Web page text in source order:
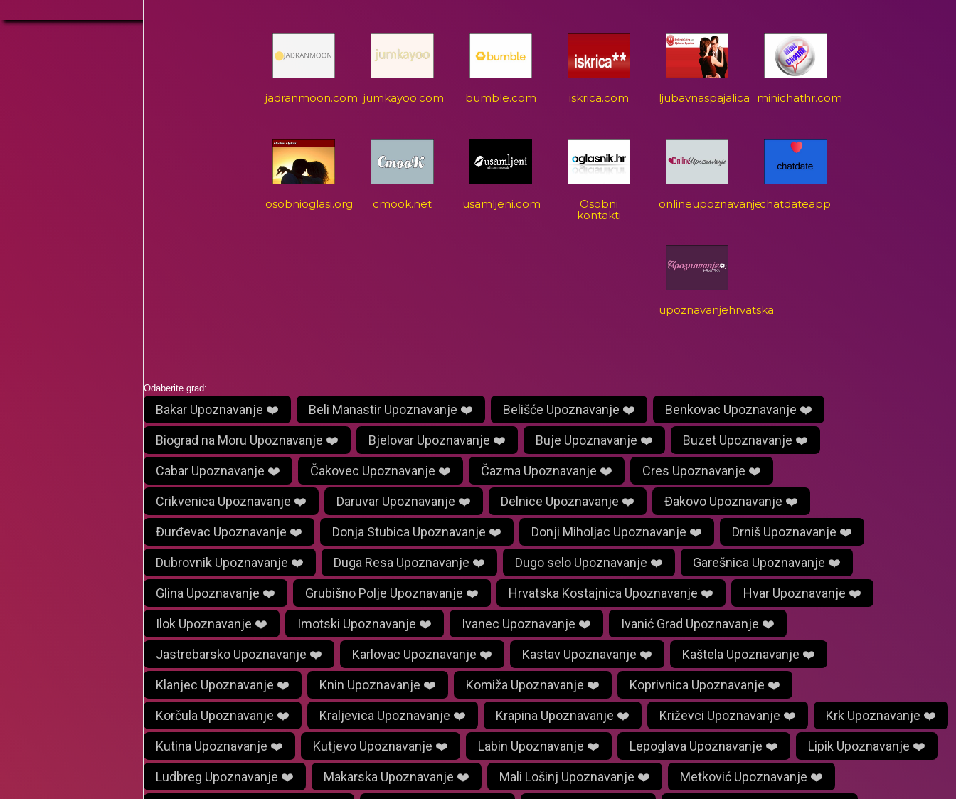
jadranmoon.com jumkayoo.com bumble.com iskrica.com ljubavnaspajalica minichathr.com
osobnioglasi.org cmook.net usamljeni.com
Osobni
kontakti
onlineupoznavanjechatdateapp
upoznavanjehrvatska
Odaberite grad:
Bakar Upoznavanje ❤️ Beli Manastir Upoznavanje ❤️ Belišće Upoznavanje ❤️ Benkovac Upoznavanje ❤️
Biograd na Moru Upoznavanje ❤️ Bjelovar Upoznavanje ❤️ Buje Upoznavanje ❤️ Buzet Upoznavanje ❤️
Cabar Upoznavanje ❤️ Čakovec Upoznavanje ❤️ Čazma Upoznavanje ❤️ Cres Upoznavanje ❤️
Crikvenica Upoznavanje ❤️ Daruvar Upoznavanje ❤️ Delnice Upoznavanje ❤️ Đakovo Upoznavanje ❤️
Đurđevac Upoznavanje ❤️ Donja Stubica Upoznavanje ❤️ Donji Miholjac Upoznavanje ❤️ Drniš Upoznavanje ❤️
Dubrovnik Upoznavanje ❤️ Duga Resa Upoznavanje ❤️ Dugo selo Upoznavanje ❤️ Garešnica Upoznavanje ❤️
Glina Upoznavanje ❤️ Grubišno Polje Upoznavanje ❤️ Hrvatska Kostajnica Upoznavanje ❤️ Hvar Upoznavanje ❤️
Ilok Upoznavanje ❤️ Imotski Upoznavanje ❤️ Ivanec Upoznavanje ❤️ Ivanić Grad Upoznavanje ❤️
Jastrebarsko Upoznavanje ❤️ Karlovac Upoznavanje ❤️ Kastav Upoznavanje ❤️ Kaštela Upoznavanje ❤️
Klanjec Upoznavanje ❤️ Knin Upoznavanje ❤️ Komiža Upoznavanje ❤️ Koprivnica Upoznavanje ❤️
Korčula Upoznavanje ❤️ Kraljevica Upoznavanje ❤️ Krapina Upoznavanje ❤️ Križevci Upoznavanje ❤️ Krk Upoznavanje ❤️
Kutina Upoznavanje ❤️ Kutjevo Upoznavanje ❤️ Labin Upoznavanje ❤️ Lepoglava Upoznavanje ❤️ Lipik Upoznavanje ❤️
Ludbreg Upoznavanje ❤️ Makarska Upoznavanje ❤️ Mali Lošinj Upoznavanje ❤️ Metković Upoznavanje ❤️